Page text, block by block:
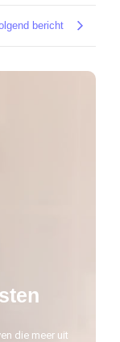
bericht
die meer uit